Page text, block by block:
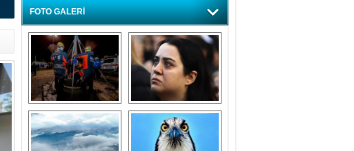
FOTO GALERİ
Bursa'da deprem
tatbikatı gerçeğini
aratmadı
Özlem ve minnetle
anıyoruz